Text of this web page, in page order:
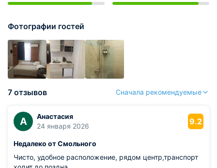
Фотографии гостей
7 отзывов Сначала рекомендуемые
А
Анастасия
24 января 2026
9.2
Недалеко от Смольного
Чисто, удобное расположение, рядом центр,транспорт